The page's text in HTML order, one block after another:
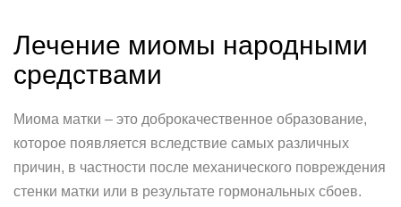
Лечение миомы народными
средствами
Миома матки – это доброкачественное образование,
которое появляется вследствие самых различных
причин, в частности после механического повреждения
стенки матки или в результате гормональных сбоев.